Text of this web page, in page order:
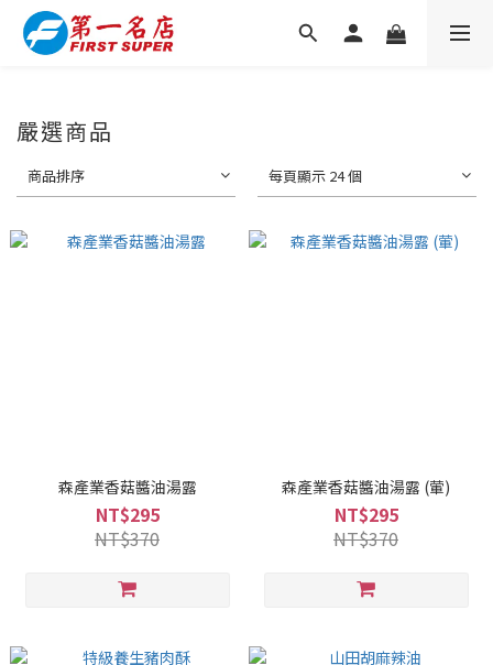
嚴選商品
商品排序 每頁顯示 24 個
森產業香菇醬油湯露
NT$295
NT$370
森產業香菇醬油湯露 (葷)
NT$295
NT$370